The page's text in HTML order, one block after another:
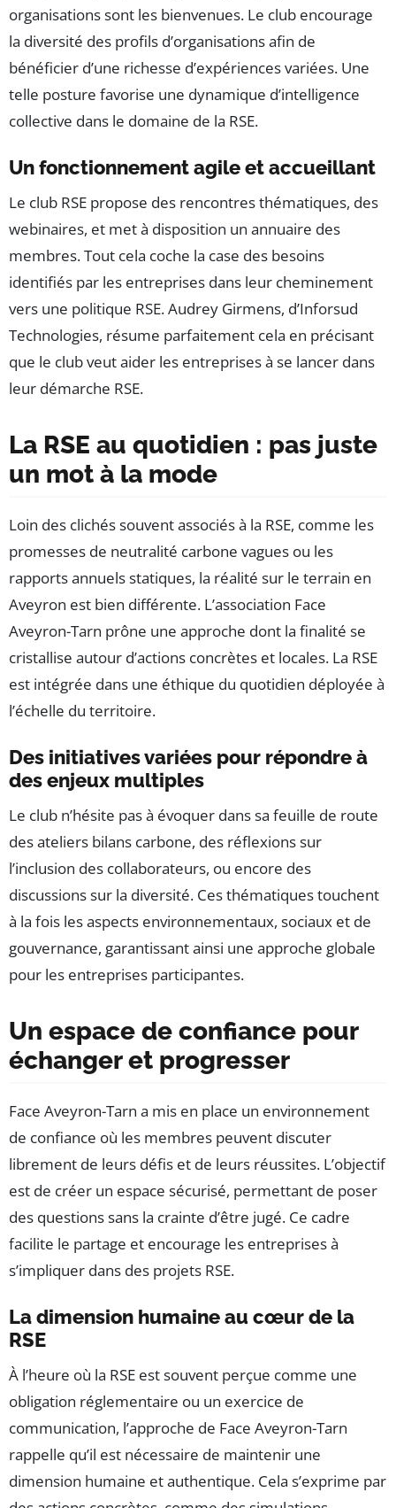
organisations sont les bienvenues. Le club encourage
la diversité des profils d’organisations afin de
bénéficier d’une richesse d’expériences variées. Une
telle posture favorise une dynamique d’intelligence
collective dans le domaine de la RSE.
Un fonctionnement agile et accueillant
Le club RSE propose des rencontres thématiques, des
webinaires, et met à disposition un annuaire des
membres. Tout cela coche la case des besoins
identifiés par les entreprises dans leur cheminement
vers une politique RSE. Audrey Girmens, d’Inforsud
Technologies, résume parfaitement cela en précisant
que le club veut aider les entreprises à se lancer dans
leur démarche RSE.
La RSE au quotidien : pas juste
un mot à la mode
Loin des clichés souvent associés à la RSE, comme les
promesses de neutralité carbone vagues ou les
rapports annuels statiques, la réalité sur le terrain en
Aveyron est bien différente. L’association Face
Aveyron-Tarn prône une approche dont la finalité se
cristallise autour d’actions concrètes et locales. La RSE
est intégrée dans une éthique du quotidien déployée à
l’échelle du territoire.
Des initiatives variées pour répondre à
des enjeux multiples
Le club n’hésite pas à évoquer dans sa feuille de route
des ateliers bilans carbone, des réflexions sur
l’inclusion des collaborateurs, ou encore des
discussions sur la diversité. Ces thématiques touchent
à la fois les aspects environnementaux, sociaux et de
gouvernance, garantissant ainsi une approche globale
pour les entreprises participantes.
Un espace de confiance pour
échanger et progresser
Face Aveyron-Tarn a mis en place un environnement
de confiance où les membres peuvent discuter
librement de leurs défis et de leurs réussites. L’objectif
est de créer un espace sécurisé, permettant de poser
des questions sans la crainte d’être jugé. Ce cadre
facilite le partage et encourage les entreprises à
s’impliquer dans des projets RSE.
La dimension humaine au cœur de la
RSE
À l’heure où la RSE est souvent perçue comme une
obligation réglementaire ou un exercice de
communication, l’approche de Face Aveyron-Tarn
rappelle qu’il est nécessaire de maintenir une
dimension humaine et authentique. Cela s’exprime par